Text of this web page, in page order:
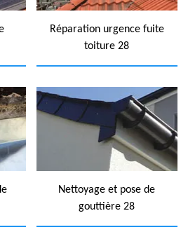
Réparation urgence fuite
toiture 28
Nettoyage et pose de
gouttière 28